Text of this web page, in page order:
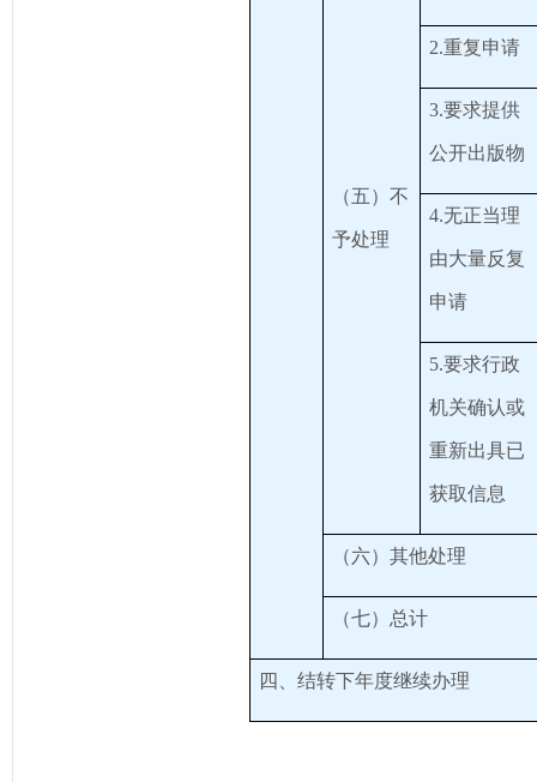
（五）不
予处理
2.重复申请
3.要求提供
公开出版物
4.无正当理
由大量反复
申请
5.要求行政
机关确认或
重新出具已
获取信息
（六）其他处理
（七）总计
四、结转下年度继续办理